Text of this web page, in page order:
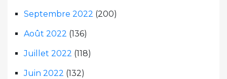
Septembre 2022 (200)
Août 2022 (136)
Juillet 2022 (118)
Juin 2022 (132)